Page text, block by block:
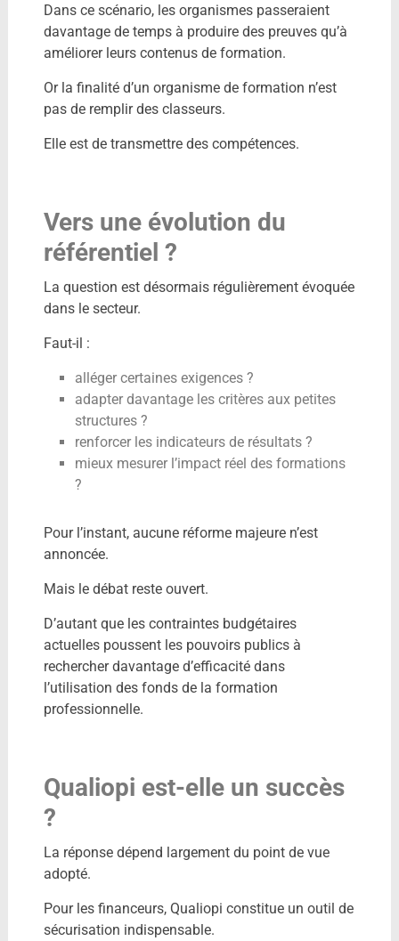
Dans ce scénario, les organismes passeraient
davantage de temps à produire des preuves qu’à
améliorer leurs contenus de formation.
Or la finalité d’un organisme de formation n’est
pas de remplir des classeurs.
Elle est de transmettre des compétences.
Vers une évolution du
référentiel ?
La question est désormais régulièrement évoquée
dans le secteur.
Faut-il :
alléger certaines exigences ?
adapter davantage les critères aux petites
structures ?
renforcer les indicateurs de résultats ?
mieux mesurer l’impact réel des formations
?
Pour l’instant, aucune réforme majeure n’est
annoncée.
Mais le débat reste ouvert.
D’autant que les contraintes budgétaires
actuelles poussent les pouvoirs publics à
rechercher davantage d’efficacité dans
l’utilisation des fonds de la formation
professionnelle.
Qualiopi est-elle un succès
?
La réponse dépend largement du point de vue
adopté.
Pour les financeurs, Qualiopi constitue un outil de
sécurisation indispensable.